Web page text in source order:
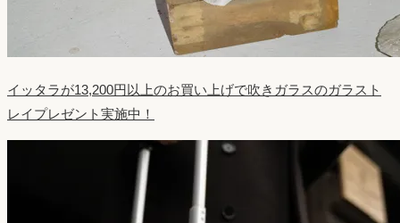
イッタラが13,200円以上のお買い上げで吹きガラスのガラスト
レイプレゼント実施中！